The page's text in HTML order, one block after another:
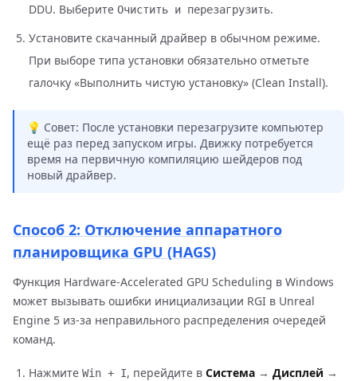
DDU. Выберите Очистить и перезагрузить.
Установите скачанный драйвер в обычном режиме.
При выборе типа установки обязательно отметьте
галочку «Выполнить чистую установку» (Clean Install).
💡 Совет: После установки перезагрузите компьютер
ещё раз перед запуском игры. Движку потребуется
время на первичную компиляцию шейдеров под
новый драйвер.
Способ 2: Отключение аппаратного
планировщика GPU (HAGS)
Функция Hardware-Accelerated GPU Scheduling в Windows
может вызывать ошибки инициализации RGI в Unreal
Engine 5 из-за неправильного распределения очередей
команд.
Нажмите Win + I, перейдите в Система → Дисплей →